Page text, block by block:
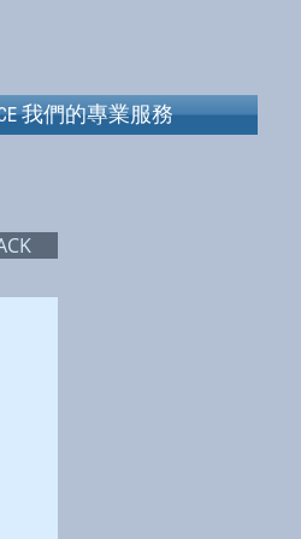
我們的專業服務
我們的專業服務